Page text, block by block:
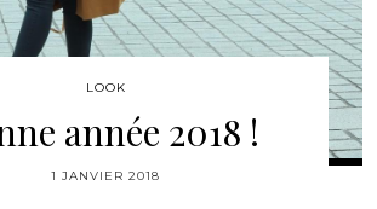
LOOK
année 2018 !
1 JANVIER 2018